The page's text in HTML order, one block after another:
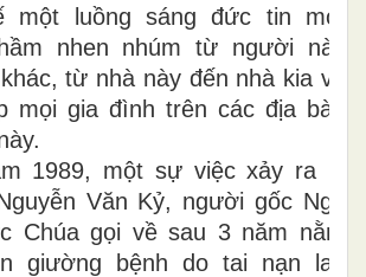
một luồng sáng đức tin mới
nhen nhúm từ người này
từ nhà này đến nhà kia và
mọi gia đình trên các địa bàn
1989, một sự việc xảy ra là
Văn Kỷ, người gốc Ngô
Chúa gọi về sau 3 năm nằm
giường bệnh do tai nạn lao